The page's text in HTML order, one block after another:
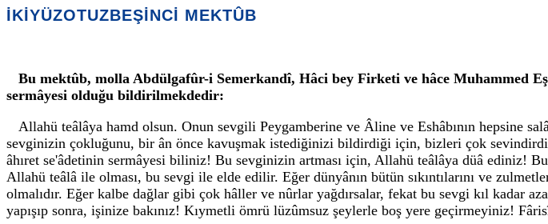
İKİYÜZOTUZBEŞİNCİ MEKTÛB
Bu mektûb, molla Abdülgafûr-i Semerkandî, Hâci bey Firketi ve hâce Muhammed
sermâyesi olduğu bildirilmekdedir:
Allahü teâlâya hamd olsun. Onun sevgili Peygamberine ve Âline ve Eshâbının hepsine
sevginizin çokluğunu, bir ân önce kavuşmak istediğinizi bildirdiği için, bizleri çok
âhıret se'âdetinin sermâyesi biliniz! Bu sevginizin artması için, Allahü teâlâya düâ ediniz!
Allahü teâlâ ile olması, bu sevgi ile elde edilir. Eğer dünyânın bütün sıkıntılarını ve
olmalıdır. Eğer kalbe dağlar gibi çok hâller ve nûrlar yağdırsalar, fekat bu sevgi kıl kadar
yapışıp sonra, işinize bakınız! Kıymetli ömrü lüzûmsuz şeylerle boş yere geçirmeyiniz!